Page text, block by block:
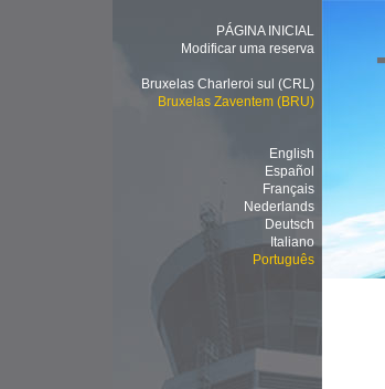
PÁGINA INICIAL
Modificar uma reserva
Bruxelas Charleroi sul (CRL)
Bruxelas Zaventem (BRU)
English
Español
Français
Nederlands
Deutsch
Italiano
Português